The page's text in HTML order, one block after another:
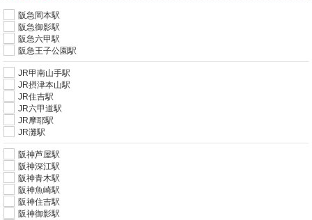
阪急岡本駅
阪急御影駅
阪急六甲駅
阪急王子公園駅
JR甲南山手駅
JR摂津本山駅
JR住吉駅
JR六甲道駅
JR摩耶駅
JR灘駅
阪神芦屋駅
阪神深江駅
阪神青木駅
阪神魚崎駅
阪神住吉駅
阪神御影駅